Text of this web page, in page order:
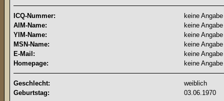
ICQ-Nummer:
keine Angabe
AIM-Name:
keine Angabe
YIM-Name:
keine Angabe
MSN-Name:
keine Angabe
E-Mail:
keine Angabe
Homepage:
keine Angabe
Geschlecht:
weiblich
Geburtstag:
03.06.1970